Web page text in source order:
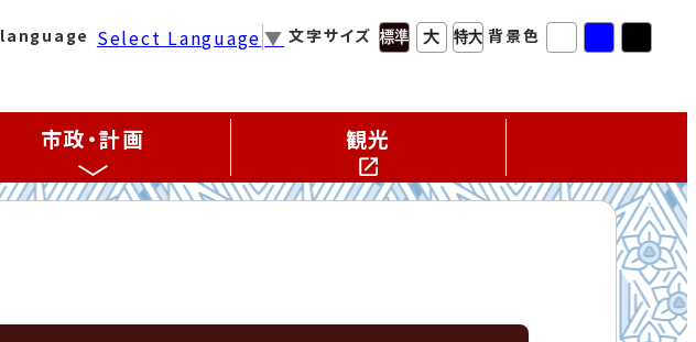
language Select Language ▼ 文字サイズ 背景色
市政・計画 観光